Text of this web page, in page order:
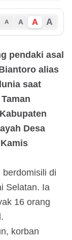
A A A A
pendaki asal
alias
saat
Desa
di
Selatan. Ia
16 orang
korban